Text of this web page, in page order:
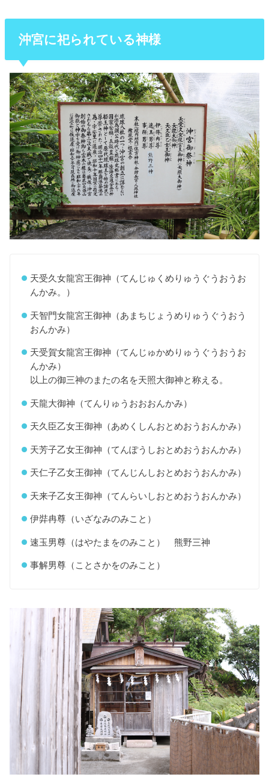
沖宮に祀られている神様
天受久女龍宮王御神（てんじゅくめりゅうぐうおうお
んかみ。）
天智門女龍宮王御神（あまちじょうめりゅうぐうおう
おんかみ）
天受賀女龍宮王御神（てんじゅかめりゅうぐうおうお
んかみ）
以上の御三神のまたの名を天照大御神と称える。
天龍大御神（てんりゅうおおおんかみ）
天久臣乙女王御神（あめくしんおとめおうおんかみ）
天芳子乙女王御神（てんぽうしおとめおうおんかみ）
天仁子乙女王御神（てんじんしおとめおうおんかみ）
天来子乙女王御神（てんらいしおとめおうおんかみ）
伊弉冉尊（いざなみのみこと）
速玉男尊（はやたまをのみこと） 熊野三神
事解男尊（ことさかをのみこと）